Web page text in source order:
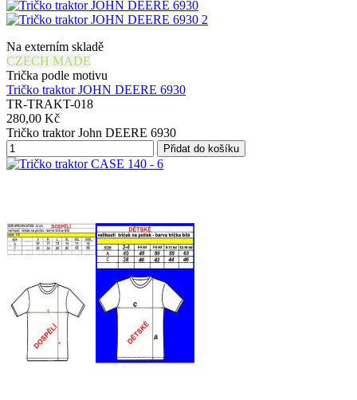
Na externím skladě
CZECH MADE
Trička podle motivu
Tričko traktor JOHN DEERE 6930
TR-TRAKT-018
280,00 Kč
Tričko traktor John DEERE 6930
Přidat do košíku